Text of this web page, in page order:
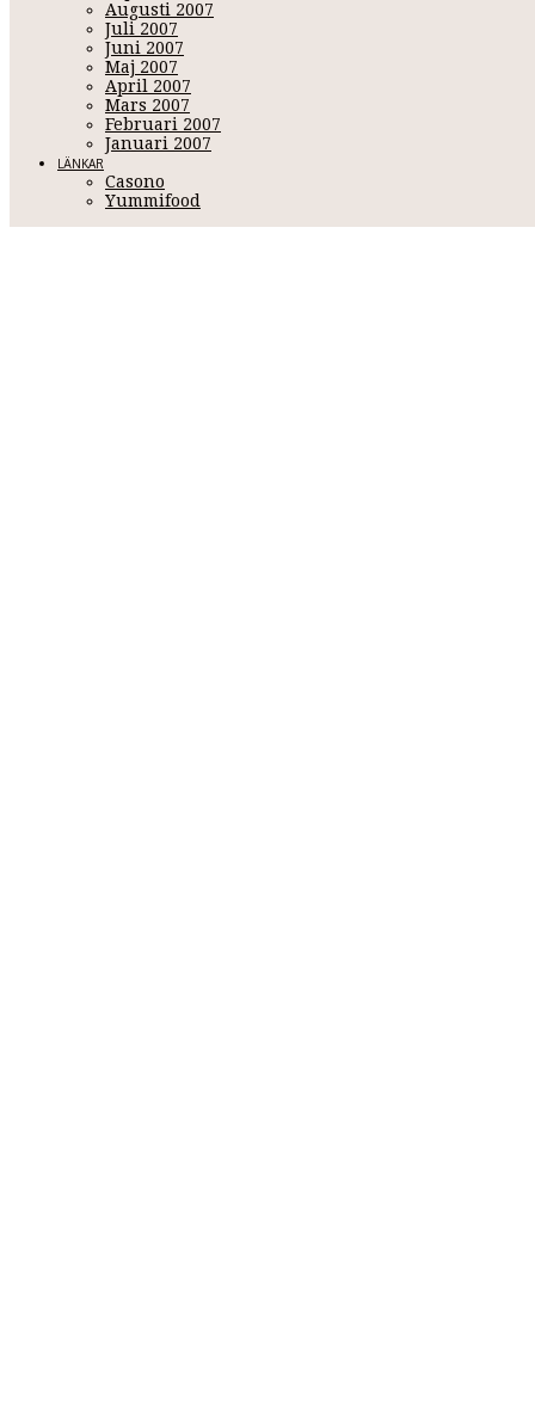
Augusti 2007
Juli 2007
Juni 2007
Maj 2007
April 2007
Mars 2007
Februari 2007
Januari 2007
LÄNKAR
Casono
Yummifood